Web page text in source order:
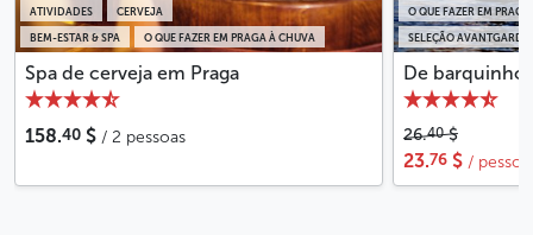
BEM-ESTAR & SPA O QUE FAZER EM PRAGA À CHUVA
ATIVIDADES CERVEJA
Spa de cerveja em Praga
158.40 $ / 2 pessoas
SELEÇÃO AVANTGARDE
O QUE FAZER EM
De barquinho
26.40$
23.76 $ / pessoa